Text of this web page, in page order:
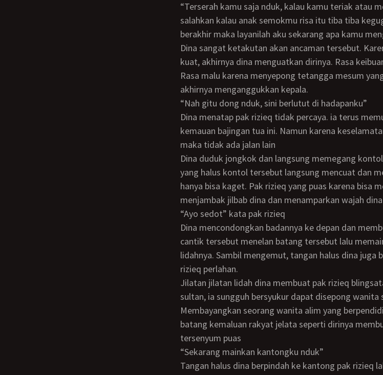
“Terserah kamu saja nduk, kalau kamu teriak atau menolak menyepongku. Jangan
salahkan kalau anak semokmu risa itu tiba tiba
berakhir maka layanilah aku sekarang apa kamu
Dina sangat ketakutan akan ancaman tersebut. Karena panik dan naluri keibuan yang
kuat, akhirnya dina menguatkan dirinya. Rasa
Rasa malu karena menyepong tetangga mesum
akhirnya menganggukkan kepala.
“Nah gitu dong nduk, sini berlutut di hadapanku”
Dina menatap pak rizieq tidak percaya. ia terus memutar otak untuk tidak menuruti
kemauan bajingan tua ini. Namun karena
maka tidak ada jalan lain
Dina duduk jongkok dan langsung memegang kontol pak rizieq karena tangan dina
yang halus kontol tersebut langsung mencuat dan
hanya bisa kaget. Pak rizieq yang puas karena bisa
menjambak jilbab dina dan menamparkan wajah
“Ayo sedot” kata pak rizieq
Dina mencondongkan badannya ke depan dan membuka mulutnya perlahan. Ibu
cantik tersebut menelan batang tersebut lalu
lidahnya. Sambil mengemut, tangan halus dina
rizieq perlahan.
Jilatan jilatan lidah dina membuat pak rizieq blingsatan keenakan. Bagai seorang
sultan, ia sungguh bersyukur dapat disepong wanita
Membayangkan seorang wanita alim yang
batang kemaluan rakyat jelata seperti dirinya
tersenyum puas
“Sekarang mainkan kantongku nduk”
Tangan halus dina berpindah ke kantong pak rizieq lalu meremas remasnyaLama